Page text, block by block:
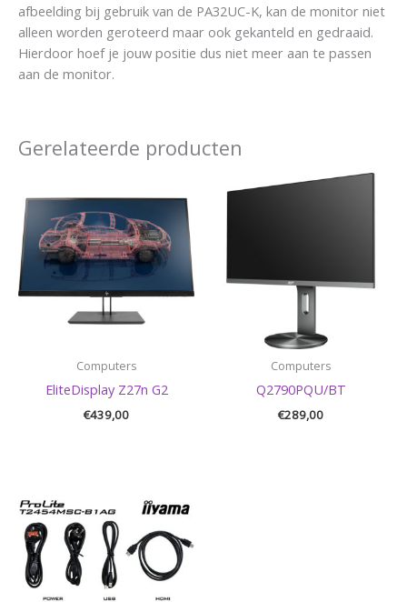
afbeelding bij gebruik van de PA32UC-K, kan de monitor niet
alleen worden geroteerd maar ook gekanteld en gedraaid.
Hierdoor hoef je jouw positie dus niet meer aan te passen
aan de monitor.
Gerelateerde producten
Computers
EliteDisplay Z27n G2
€439,00
Computers
Q2790PQU/BT
€289,00